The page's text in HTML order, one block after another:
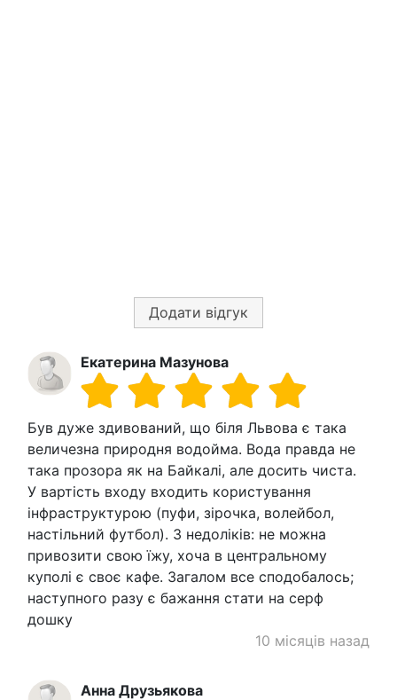
Додати відгук
Екатерина Мазунова
Був дуже здивований, що біля Львова є така
величезна природня водойма. Вода правда не
така прозора як на Байкалі, але досить чиста.
У вартість входу входить користування
інфраструктурою (пуфи, зірочка, волейбол,
настільний футбол). З недоліків: не можна
привозити свою їжу, хоча в центральному
куполі є своє кафе. Загалом все сподобалось;
наступного разу є бажання стати на серф
дошку
10 місяців назад
Анна Друзьякова